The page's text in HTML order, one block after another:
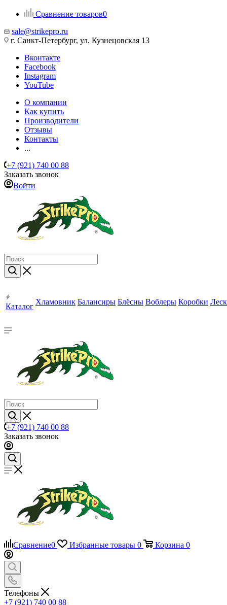
Сравнение товаров0
sale@strikepro.ru
г. Санкт-Петербург, ул. Кузнецовская 13
Вконтакте
Facebook
Instagram
YouTube
О компании
Как купить
Производители
Отзывы
Контакты
...
+7 (921) 740 00 88
Заказать звонок
Войти
Каталог
Хламовник Балансиры Блёсны Воблеры Коробки
+7 (921) 740 00 88
Заказать звонок
Сравнение0 Избранные товары 0 Корзина 0
Телефоны
+7 (921) 740 00 88